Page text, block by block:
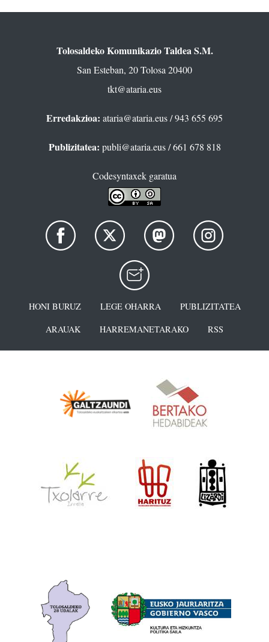
Tolosaldeko Komunikazio Taldea S.M.
San Esteban, 20 Tolosa 20400
tkt@ataria.eus
Erredakzioa: ataria@ataria.eus/ 943 655 695
Publizitatea: publi@ataria.eus/ 661 678 818
Codesyntaxek garatua
HONI BURUZ LEGE OHARRA
PUBLIZITATEA
ARAUAK
HARREMANETARAKO RSS